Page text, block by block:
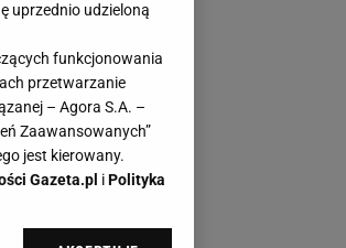
uprzednio udzieloną
funkcjonowania
przetwarzanie
– Agora S.A. –
Zaawansowanych”
jest kierowany.
Gazeta.pl iPolityka